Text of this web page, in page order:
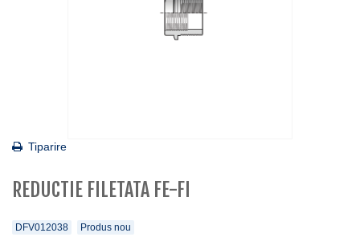
Tiparire
REDUCTIE FILETATA FE-FI
DFV012038 Produs nou